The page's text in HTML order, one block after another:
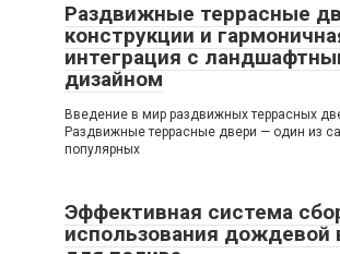
Раздвижные террасные
конструкции и
интеграция с
дизайном
Введение в мир раздвижных террасных
Раздвижные террасные двери — один из
популярных
Эффективная система
использования дождевой